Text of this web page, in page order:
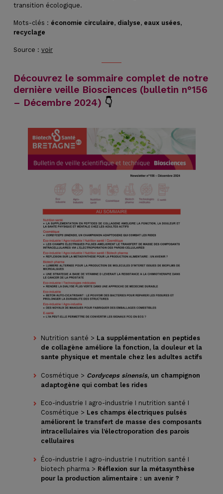
transition écologique.
Mots-clés : économie circulaire, dialyse, eaux usées,
recyclage
Source : voir
Découvrez le sommaire complet de notre
dernière veille Biosciences (bulletin n°156
– Décembre 2024) 👇
Nutrition santé > La supplémentation en peptides
de collagène améliore la fonction, la douleur et la
sante physique et mentale chez les adultes actifs
Cosmétique > Cordyceps sinensis, un champignon
adaptogène qui combat les rides
Eco-industrie I agro-industrie I nutrition santé I
Cosmétique > Les champs électriques pulsés
améliorent le transfert de masse des composants
intracellulaires via l’électroporation des parois
cellulaires
Éco-industrie I agro-industrie I nutrition santé I
biotech pharma > Réflexion sur la métasynthèse
pour la production alimentaire : un avenir ?